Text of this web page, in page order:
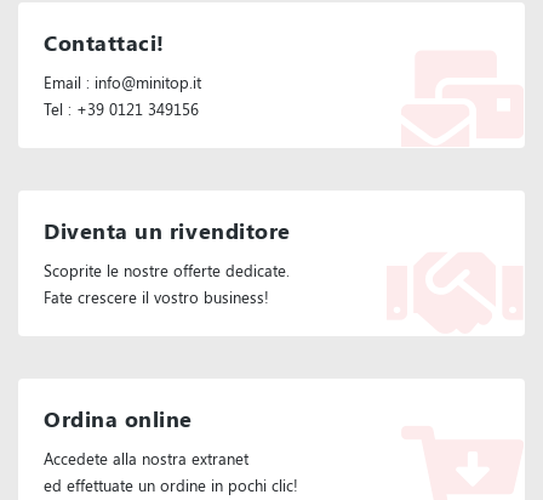
Contattaci!
Email : info@minitop.it
Tel : +39 0121 349156
Diventa un rivenditore
Scoprite le nostre offerte dedicate.
Fate crescere il vostro business!
Ordina online
Accedete alla nostra extranet
ed effettuate un ordine in pochi clic!